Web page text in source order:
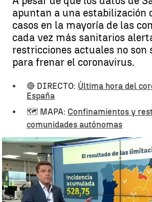
apuntan a una estabilización
casos en la mayoría de las
cada vez más sanitarios
restricciones actuales no son
para frenar el coronavirus.
🔴 DIRECTO: Última hora del
España
🗺️ MAPA: Confinamientos y
comunidades autónomas
¿Funcionan las restricciones y cierres
los casos de coronavirus? |¿Funcionan las
perimetrales para controlar los